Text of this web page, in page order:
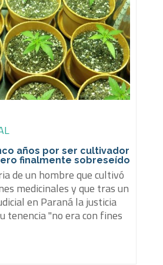
años por ser cultivador
finalmente sobreseído
de un hombre que cultivó
medicinales y que tras un
en Paraná la justicia
tenencia "no era con fines